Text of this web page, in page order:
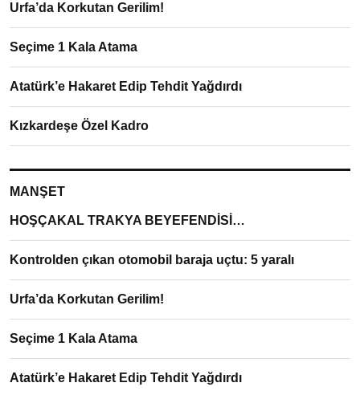
Urfa’da Korkutan Gerilim!
Seçime 1 Kala Atama
Atatürk’e Hakaret Edip Tehdit Yağdırdı
Kızkardeşe Özel Kadro
MANŞET
HOŞÇAKAL TRAKYA BEYEFENDİSİ…
Kontrolden çıkan otomobil baraja uçtu: 5 yaralı
Urfa’da Korkutan Gerilim!
Seçime 1 Kala Atama
Atatürk’e Hakaret Edip Tehdit Yağdırdı